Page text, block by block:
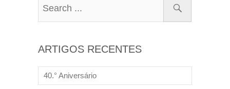
ARTIGOS RECENTES
40.° Aniversário